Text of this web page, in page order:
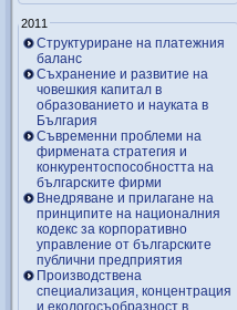
2011
Структуриране на платежния
баланс
Съхранение и развитие на
човешкия капитал в
образованието и науката в
България
Съвременни проблеми на
фирмената стратегия и
конкурентоспособността на
българските фирми
Внедряване и прилагане на
принципите на националния
кодекс за корпоративно
управление от българските
публични предприятия
Производствена
специализация, концентрация
и екологосъобразност в